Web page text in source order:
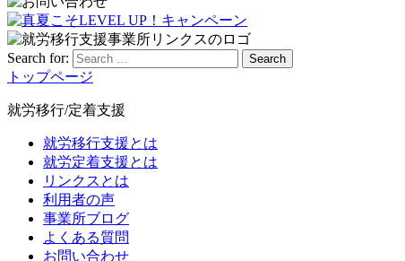
Search for: Search
トップページ
就労移行/定着支援
就労移行支援とは
就労定着支援とは
リンクスとは
利用者の声
事業所ブログ
よくある質問
お問い合わせ